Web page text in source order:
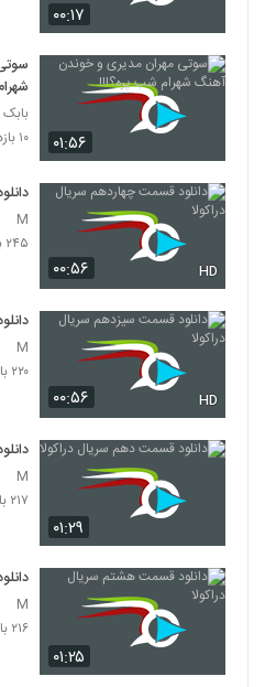
۰۰:۱۷
۰۱:۵۶
بابک
۱۰ بازدید
۰۰:۵۶ HD
M
۲۴۵ بازدید
۰۰:۵۶ HD
M
۲۲۰ بازدید
۰۱:۲۹
M
۲۱۷ بازدید
۰۱:۲۵
M
۲۱۶ بازدید